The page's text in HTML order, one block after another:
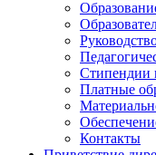
Стипендии
Платные
Контакты